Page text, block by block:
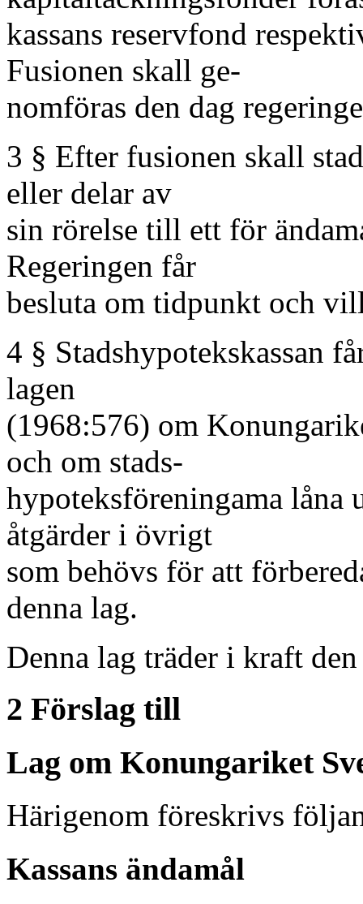
kassans reservfond
Fusionen skall ge-
nomföras den dag
3 § Efter fusionen skall
eller delar av
sin rörelse till ett för
Regeringen får
besluta om tidpunkt och
4 § Stadshypotekskassan
lagen
(1968:576) om
och om stads-
hypoteksföreningama låna
åtgärder i övrigt
som behövs för att
denna lag.
Denna lag träder i kraft
2 Förslag till
Lag om Konungariket
Härigenom föreskrivs
Kassans ändamål